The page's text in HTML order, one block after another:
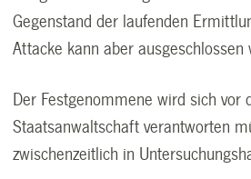
Gegenstand der laufenden
Attacke kann aber ausgeschlossen
Der Festgenommene wird sich vor
Staatsanwaltschaft verantworten
zwischenzeitlich in